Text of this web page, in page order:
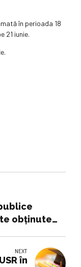
în perioada 18
21 iunie.
obținute
NEXT
în